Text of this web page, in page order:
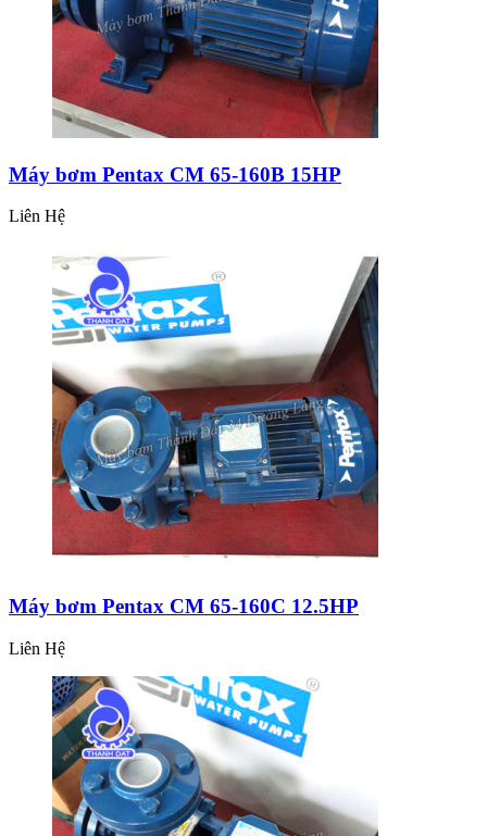
Máy bơm Pentax CM 65-160B 15HP
Liên Hệ
Máy bơm Pentax CM 65-160C 12.5HP
Liên Hệ